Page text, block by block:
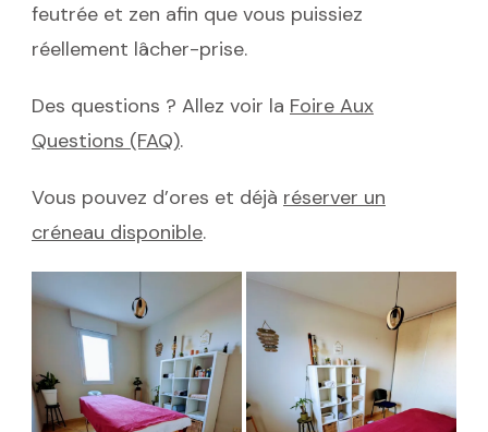
feutrée et zen afin que vous puissiez
réellement lâcher-prise.
Des questions ? Allez voir la Foire Aux
Questions (FAQ).
Vous pouvez d’ores et déjà réserver un
créneau disponible.